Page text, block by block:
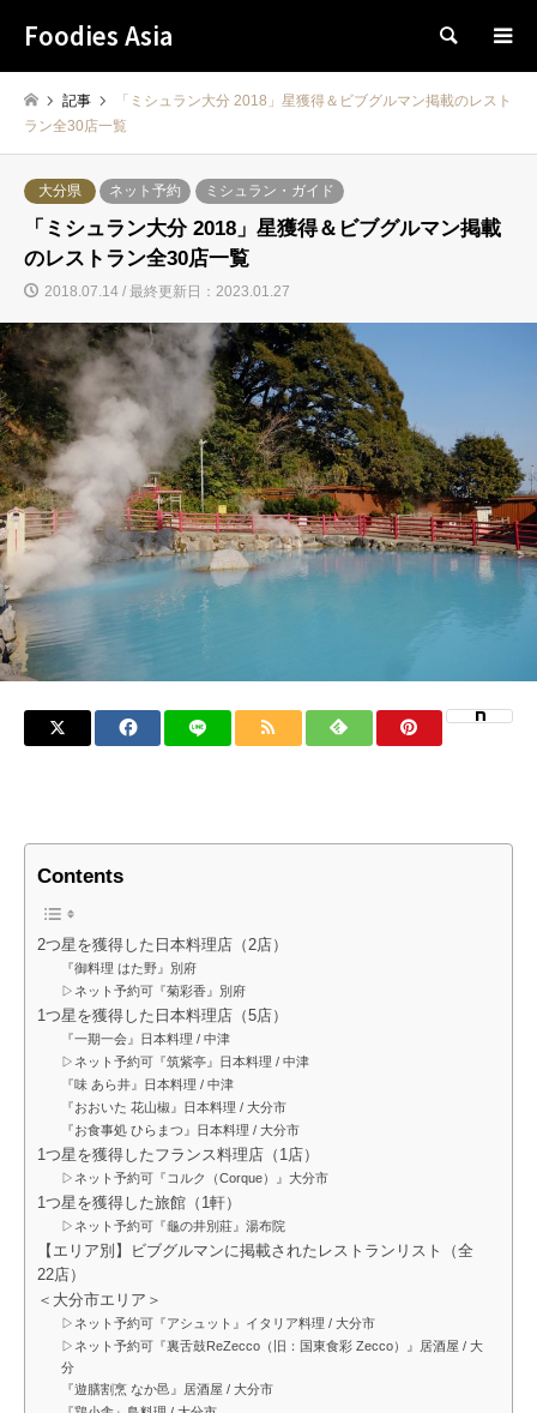
Foodies Asia 検索
記事
「ミシュラン大分 2018」星獲得＆ビブグルマン掲載のレスト
ラン全30店一覧
大分県 ネット予約 ミシュラン・ガイド
「ミシュラン大分 2018」星獲得＆ビブグルマン掲載
のレストラン全30店一覧
2018.07.14 / 最終更新日：2023.01.27
Contents
2つ星を獲得した日本料理店（2店）
『御料理 はた野』別府
▷ネット予約可『菊彩香』別府
1つ星を獲得した日本料理店（5店）
『一期一会』日本料理 / 中津
▷ネット予約可『筑紫亭』日本料理 / 中津
『味 あら井』日本料理 / 中津
『おおいた 花山椒』日本料理 / 大分市
『お食事処 ひらまつ』日本料理 / 大分市
1つ星を獲得したフランス料理店（1店）
▷ネット予約可『コルク（Corque）』大分市
1つ星を獲得した旅館（1軒）
▷ネット予約可『龜の井別莊』湯布院
【エリア別】ビブグルマンに掲載されたレストランリスト（全
22店）
＜大分市エリア＞
▷ネット予約可『アシュット』イタリア料理 / 大分市
▷ネット予約可『裏舌鼓ReZecco（旧：国東食彩 Zecco）』居酒屋 / 大
分
『遊膳割烹 なか邑』居酒屋 / 大分市